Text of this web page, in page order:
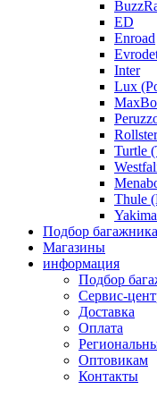
ED
Enroad
Inter
Lux
Rollster
Turtle
Thule
Подбор багажника
Магазины
информация
Подбор
Сервис-
Доставка
Оплата
Оптовикам
Контакты